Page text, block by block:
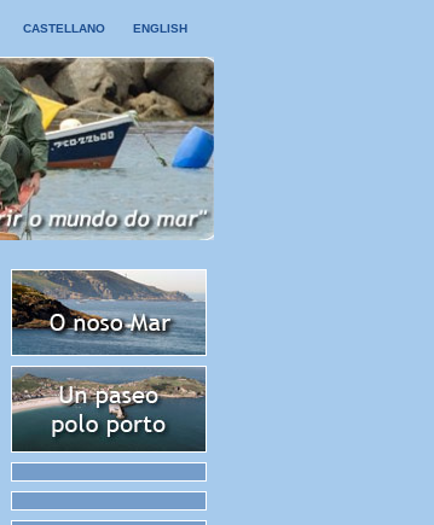
CASTELLANO ENGLISH